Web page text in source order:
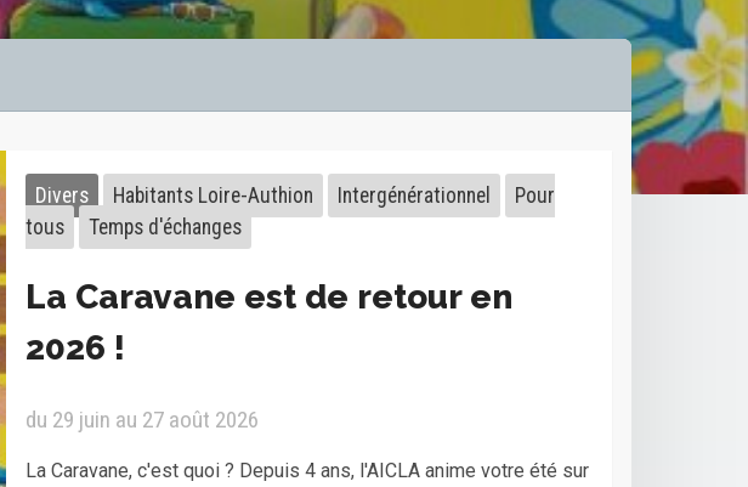
Divers Habitants Loire-Authion Intergénérationnel
Pour
tous
Temps d'échanges
La Caravane est de retour en
2026 !
du 29 juin au 27 août 2026
La Caravane, c'est quoi ? Depuis 4 ans, l'AICLA anime votre été sur